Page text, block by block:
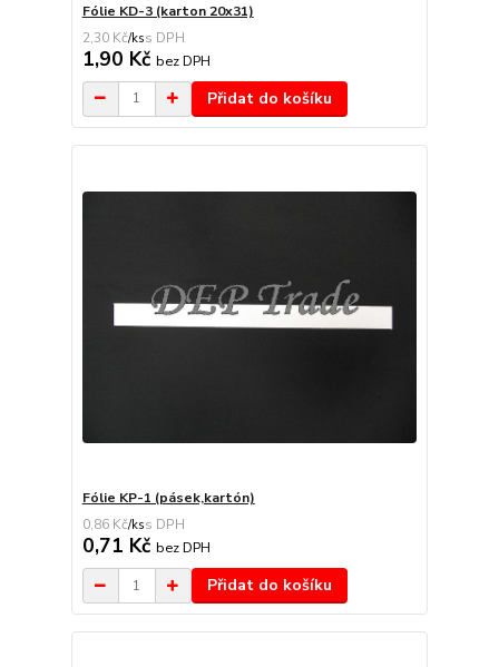
Fólie KD-3 (karton 20x31)
2,30 Kč/ks
1,90 Kč bez DPH
Přidat do košíku
Fólie KP-1 (pásek,kartón)
0,86 Kč/ks
0,71 Kč bez DPH
Přidat do košíku